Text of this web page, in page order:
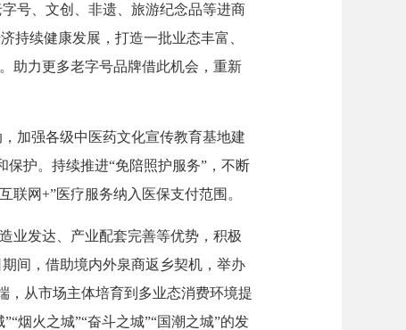
号、文创、非遗、旅游纪念品等进商
持续健康发展，打造一批业态丰富、
助力更多老字号品牌借此机会，重新
加强各级中医药文化宣传教育基地建
护。持续推进“免陪照护服务”，不断
联网+”医疗服务纳入医保支付范围。
业发达、产业配套完善等优势，积极
间，借助境内外泉商返乡契机，举办
，从市场主体培育到多业态消费环境提
烟火之城”“奋斗之城”“国潮之城”的发